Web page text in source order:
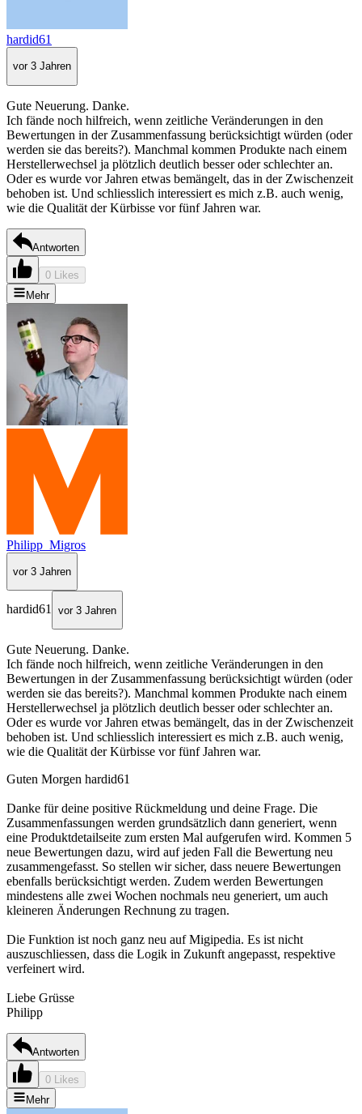
hardid61
vor 3 Jahren
Gute Neuerung. Danke.
Ich fände noch hilfreich, wenn zeitliche Veränderungen in den
Bewertungen in der Zusammenfassung berücksichtigt würden (oder
werden sie das bereits?). Manchmal kommen Produkte nach einem
Herstellerwechsel ja plötzlich deutlich besser oder schlechter an.
Oder es wurde vor Jahren etwas bemängelt, das in der Zwischenzeit
behoben ist. Und schliesslich interessiert es mich z.B. auch wenig,
wie die Qualität der Kürbisse vor fünf Jahren war.
Antworten
0 Likes
Mehr
Philipp_Migros
vor 3 Jahren
hardid61 vor 3 Jahren
Gute Neuerung. Danke.
Ich fände noch hilfreich, wenn zeitliche Veränderungen in den
Bewertungen in der Zusammenfassung berücksichtigt würden (oder
werden sie das bereits?). Manchmal kommen Produkte nach einem
Herstellerwechsel ja plötzlich deutlich besser oder schlechter an.
Oder es wurde vor Jahren etwas bemängelt, das in der Zwischenzeit
behoben ist. Und schliesslich interessiert es mich z.B. auch wenig,
wie die Qualität der Kürbisse vor fünf Jahren war.
Guten Morgen hardid61
Danke für deine positive Rückmeldung und deine Frage. Die
Zusammenfassungen werden grundsätzlich dann generiert, wenn
eine Produktdetailseite zum ersten Mal aufgerufen wird. Kommen 5
neue Bewertungen dazu, wird auf jeden Fall die Bewertung neu
zusammengefasst. So stellen wir sicher, dass neuere Bewertungen
ebenfalls berücksichtigt werden. Zudem werden Bewertungen
mindestens alle zwei Wochen nochmals neu generiert, um auch
kleineren Änderungen Rechnung zu tragen.
Die Funktion ist noch ganz neu auf Migipedia. Es ist nicht
auszuschliessen, dass die Logik in Zukunft angepasst, respektive
verfeinert wird.
Liebe Grüsse
Philipp
Antworten
0 Likes
Mehr